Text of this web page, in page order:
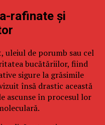
rafinate și
uleiul de porumb sau cel
bucătăriilor, fiind
sigure la grăsimile
însă drastic această
ascunse în procesul lor